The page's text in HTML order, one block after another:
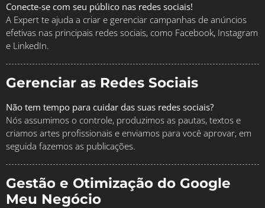
Conecte-se com seu público nas redes sociais!
A Expert te ajuda a criar e gerenciar campanhas de anúncios
efetivas nas principais redes sociais, como Facebook, Instagram
e LinkedIn.
Gerenciar as Redes Sociais
Não tem tempo para cuidar das suas redes sociais?
Nós assumimos o controle, produzimos as pautas, textos e
criamos artes profissionais e enviamos para você aprovar, em
seguida fazemos as publicações.
Gestão e Otimização do Google
Meu Negócio